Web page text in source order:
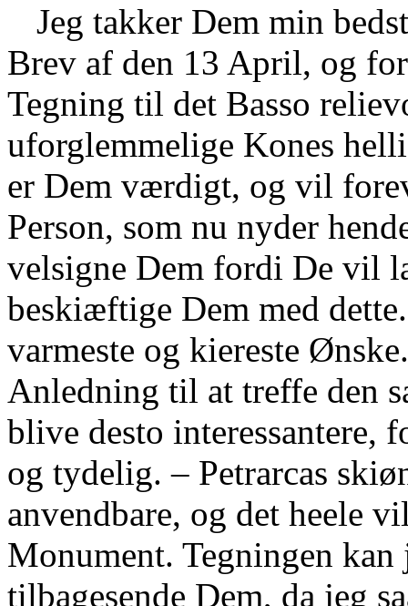
Jeg takker Dem min
Brev af den 13 April, og
Tegning til det Basso
uforglemmelige Kones
er Dem værdigt, og vil
Person, som nu nyder
velsigne Dem fordi De vil
beskiæftige Dem med
varmeste og kiereste
Anledning til at treffe den
blive desto interessantere,
og tydelig. – Petrarcas
anvendbare, og det heele
Monument. Tegningen
tilbagesende Dem, da jeg